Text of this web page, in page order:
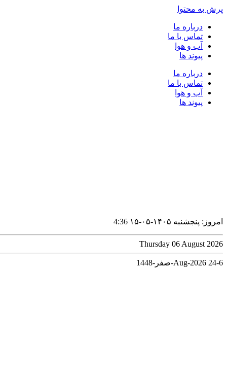
پرش به محتوا
درباره ما
تماس با ما
آب و هوا
پیوند ها
درباره ما
تماس با ما
آب و هوا
پیوند ها
امروز: پنجشنبه ۱۴۰۵-۰۵-۱۵ 4:36
Thursday 06 August 2026
6-Aug-2026 24-صفر-1448